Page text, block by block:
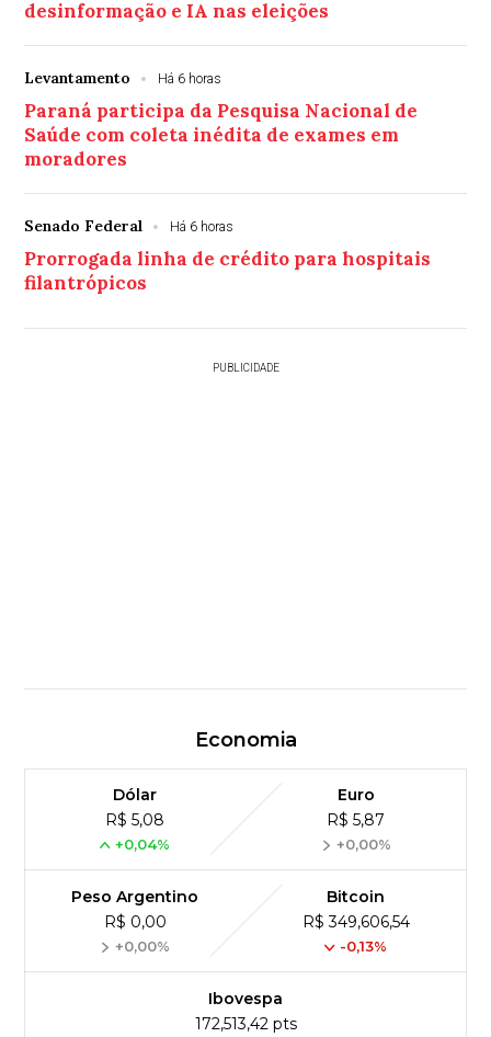
desinformação e IA nas eleições
Levantamento Há 6 horas
Paraná participa da Pesquisa Nacional de
Saúde com coleta inédita de exames em
moradores
Senado Federal Há 6 horas
Prorrogada linha de crédito para hospitais
filantrópicos
PUBLICIDADE
Economia
Dólar
R$ 5,08
+0,04%
Euro
R$ 5,87
+0,00%
Peso Argentino
R$ 0,00
+0,00%
Bitcoin
R$ 349,606,54
-0,13%
Ibovespa
172,513,42 pts